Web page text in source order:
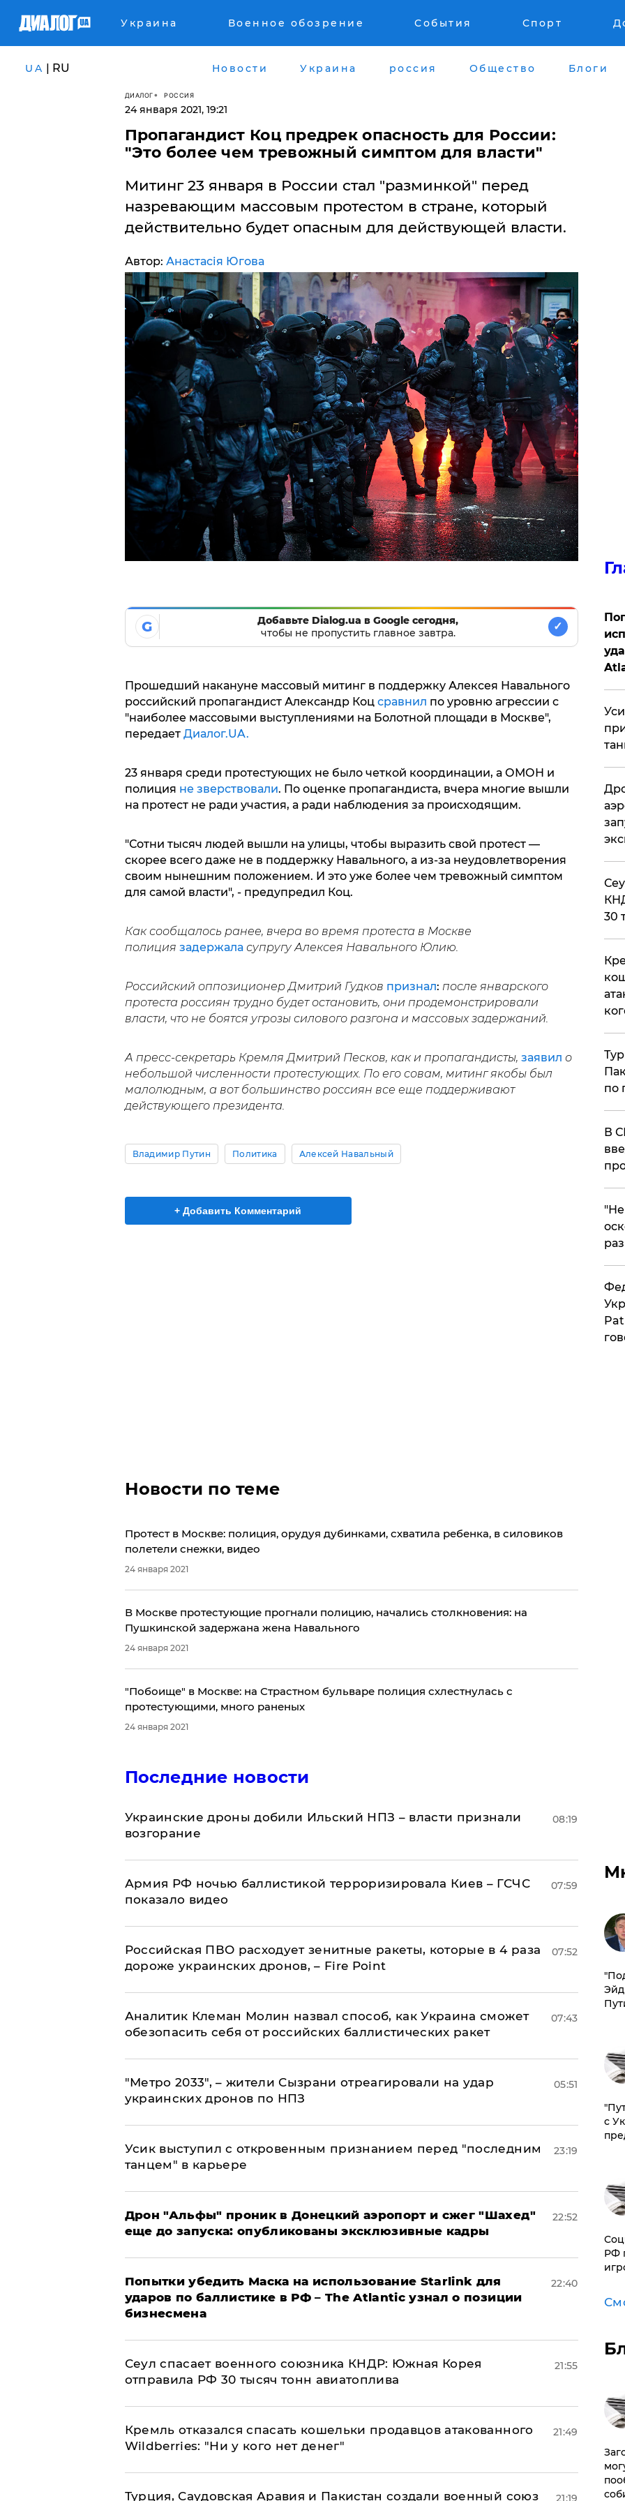
Украина Военное обозрение События Спорт
UA | RU Новости Украина россия Общество Блоги
ДИАЛОГ РОССИЯ
24 января 2021, 19:21
Пропагандист Коц предрек опасность для России:
"Это более чем тревожный симптом для власти"
Митинг 23 января в России стал "разминкой" перед
назревающим массовым протестом в стране, который
действительно будет опасным для действующей власти.
Автор: Анастасія Югова
G
Добавьте Dialog.ua в Google сегодня,
чтобы не пропустить главное завтра.
✓
Прошедший накануне массовый митинг в поддержку Алексея Навального
российский пропагандист Александр Коц сравнил по уровню агрессии с
"наиболее массовыми выступлениями на Болотной площади в Москве",
передает Диалог.UA.
23 января среди протестующих не было четкой координации, а ОМОН и
полиция не зверствовали. По оценке пропагандиста, вчера многие вышли
на протест не ради участия, а ради наблюдения за происходящим.
"Сотни тысяч людей вышли на улицы, чтобы выразить свой протест —
скорее всего даже не в поддержку Навального, а из-за неудовлетворения
своим нынешним положением. И это уже более чем тревожный симптом
для самой власти", - предупредил Коц.
Как сообщалось ранее, вчера во время протеста в Москве
полиция задержала супругу Алексея Навального Юлию.
Российский оппозиционер Дмитрий Гудков признал: после январского
протеста россиян трудно будет остановить, они продемонстрировали
власти, что не боятся угрозы силового разгона и массовых задержаний.
А пресс-секретарь Кремля Дмитрий Песков, как и пропагандисты, заявил о
небольшой численности протестующих. По его совам, митинг якобы был
малолюдным, а вот большинство россиян все еще поддерживают
действующего президента.
Владимир Путин Политика Алексей Навальный
+ Добавить Комментарий
Новости по теме
​Протест в Москве: полиция, орудуя дубинками, схватила ребенка, в силовиков
полетели снежки, видео
24 января 2021
В Москве протестующие прогнали полицию, начались столкновения: на
Пушкинской задержана жена Навального
24 января 2021
"Побоище" в Москве: на Страстном бульваре полиция схлестнулась с
протестующими, много раненых
24 января 2021
Последние новости
Украинские дроны добили Ильский НПЗ – власти признали
возгорание
08:19
Армия РФ ночью баллистикой терроризировала Киев – ГСЧС
показало видео
07:59
Российская ПВО расходует зенитные ракеты, которые в 4 раза
дороже украинских дронов, – Fire Point
07:52
Аналитик Клеман Молин назвал способ, как Украина сможет
обезопасить себя от российских баллистических ракет
07:43
"Метро 2033", – жители Сызрани отреагировали на удар
украинских дронов по НПЗ
05:51
Усик выступил с откровенным признанием перед "последним
танцем" в карьере
23:19
Дрон "Альфы" проник в Донецкий аэропорт и сжег "Шахед"
еще до запуска: опубликованы эксклюзивные кадры
22:52
Попытки убедить Маска на использование Starlink для
ударов по баллистике в РФ – The Atlantic узнал о позиции
бизнесмена
22:40
​Сеул спасает военного союзника КНДР: Южная Корея
отправила РФ 30 тысяч тонн авиатоплива
21:55
Кремль отказался спасать кошельки продавцов атакованного
Wildberries: "Ни у кого нет денег"
21:49
Турция, Саудовская Аравия и Пакистан создали военный союз 21:19
30
по
В
с
РФ